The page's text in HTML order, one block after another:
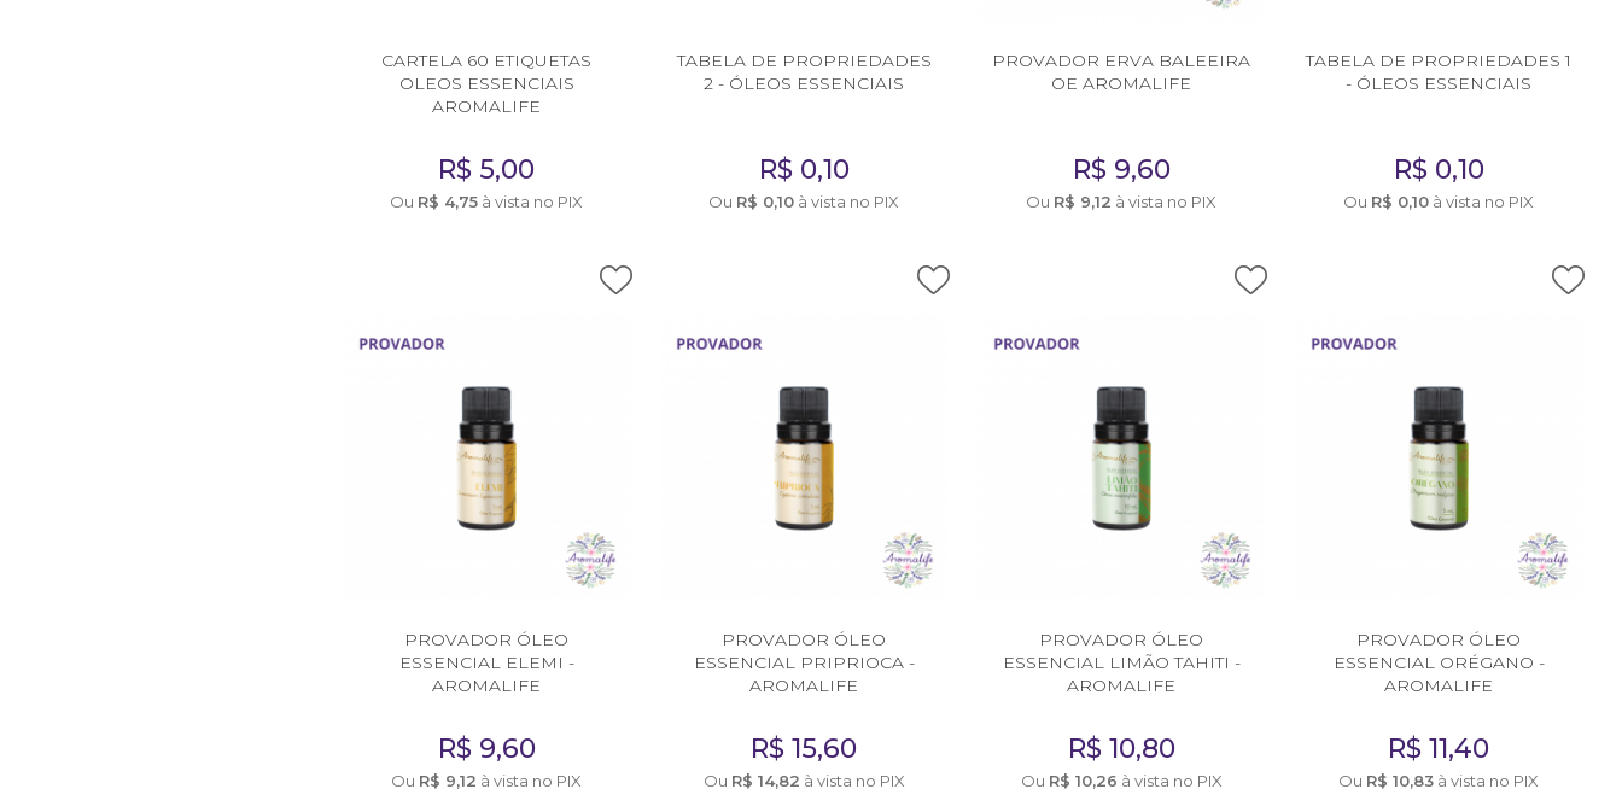
CARTELA 60 ETIQUETAS
OLEOS ESSENCIAIS
AROMALIFE
R$ 5,00
Ou R$ 4,75 à vista no PIX
TABELA DE PROPRIEDADES
2 - ÓLEOS ESSENCIAIS
R$ 0,10
Ou R$ 0,10 à vista no PIX
PROVADOR ERVA BALEEIRA
OE AROMALIFE
R$ 9,60
Ou R$ 9,12 à vista no PIX
TABELA DE PROPRIEDADES 1
- ÓLEOS ESSENCIAIS
R$ 0,10
Ou R$ 0,10 à vista no PIX
PROVADOR ÓLEO
ESSENCIAL ELEMI -
AROMALIFE
R$ 9,60
Ou R$ 9,12 à vista no PIX
PROVADOR ÓLEO
ESSENCIAL PRIPRIOCA -
AROMALIFE
R$15,60
Ou R$ 14,82 à vista no PIX
PROVADOR ÓLEO
ESSENCIAL LIMÃO TAHITI -
AROMALIFE
R$ 10,80
Ou R$ 10,26 à vista no PIX
PROVADOR ÓLEO
ESSENCIAL ORÉGANO -
AROMALIFE
R$11,40
Ou R$10,83 à vista no PIX